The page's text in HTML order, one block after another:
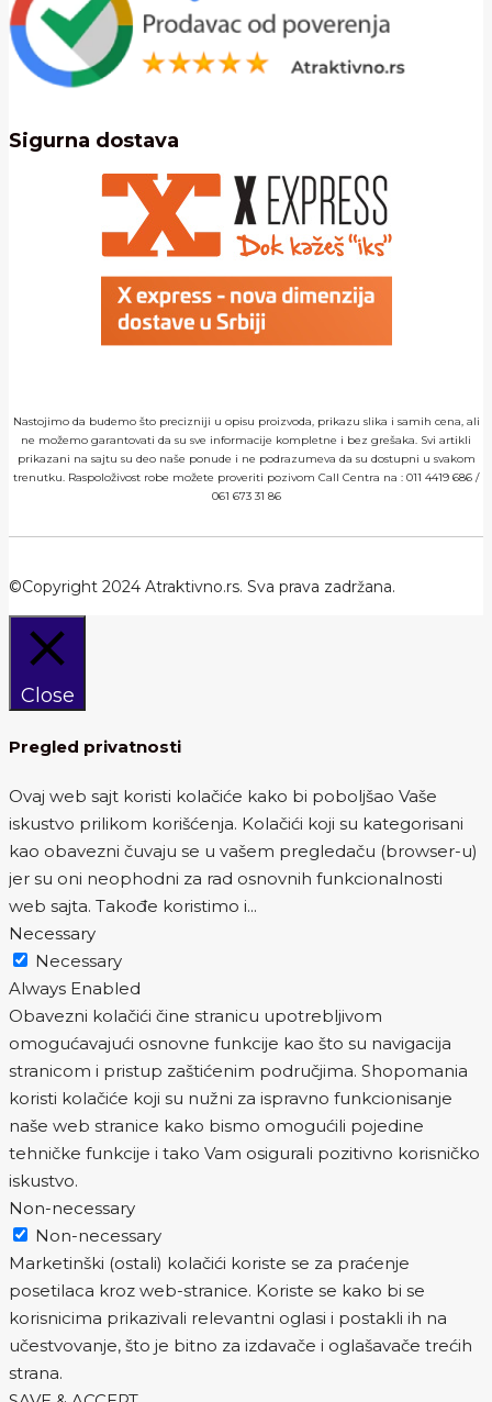
Sigurna dostava
Nastojimo da budemo što precizniji u opisu proizvoda, prikazu slika i samih cena, ali
ne možemo garantovati da su sve informacije kompletne i bez grešaka. Svi artikli
prikazani na sajtu su deo naše ponude i ne podrazumeva da su dostupni u svakom
trenutku. Raspoloživost robe možete proveriti pozivom Call Centra na : 011 4419 686 /
061 673 31 86
©Copyright 2024 Atraktivno.rs. Sva prava zadržana.
Close
Pregled privatnosti
Ovaj web sajt koristi kolačiće kako bi poboljšao Vaše
iskustvo prilikom korišćenja. Kolačići koji su kategorisani
kao obavezni čuvaju se u vašem pregledaču (browser-u)
jer su oni neophodni za rad osnovnih funkcionalnosti
web sajta. Takođe koristimo i...
Necessary
Necessary
Always Enabled
Obavezni kolačići čine stranicu upotrebljivom
omogućavajući osnovne funkcije kao što su navigacija
stranicom i pristup zaštićenim područjima. Shopomania
koristi kolačiće koji su nužni za ispravno funkcionisanje
naše web stranice kako bismo omogućili pojedine
tehničke funkcije i tako Vam osigurali pozitivno korisničko
iskustvo.
Non-necessary
Non-necessary
Marketinški (ostali) kolačići koriste se za praćenje
posetilaca kroz web-stranice. Koriste se kako bi se
korisnicima prikazivali relevantni oglasi i postakli ih na
učestvovanje, što je bitno za izdavače i oglašavače trećih
strana.